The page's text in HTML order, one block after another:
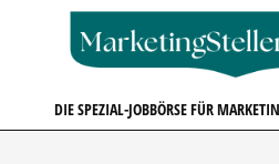
DIE SPEZIAL-JOBBÖRSE FÜR